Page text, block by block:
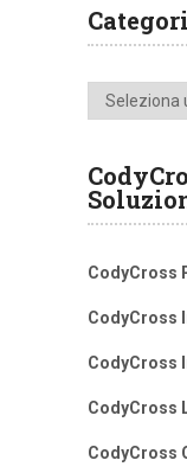
Categorie
CodyCross
CodyCross
CodyCross
CodyCross
CodyCross